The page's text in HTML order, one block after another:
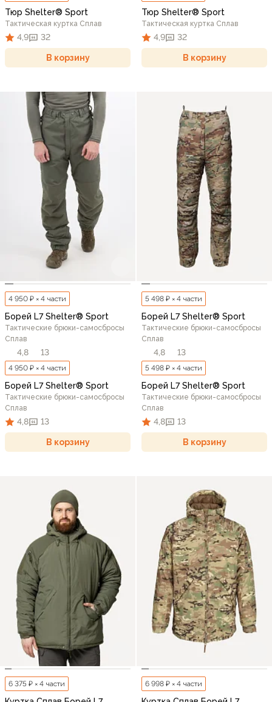
Тюр Shelter® Sport
Тактическая куртка Сплав
4,9 32
В корзину
Тюр Shelter® Sport
Тактическая куртка Сплав
4,9 32
В корзину
4 950 ₽ × 4 части
Борей L7 Shelter® Sport
Тактические брюки-самосбросы
Сплав
4,8 13
4 950 ₽ × 4 части
Борей L7 Shelter® Sport
Тактические брюки-самосбросы
Сплав
4,8 13
В корзину
5 498 ₽ × 4 части
Борей L7 Shelter® Sport
Тактические брюки-самосбросы
Сплав
4,8 13
5 498 ₽ × 4 части
Борей L7 Shelter® Sport
Тактические брюки-самосбросы
Сплав
4,8 13
В корзину
6 375 ₽ × 4 части 6 998 ₽ × 4 части